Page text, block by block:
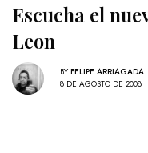
Escucha el
Leon
BY FELIPE ARRIAGADA
8 DE AGOSTO DE 2008